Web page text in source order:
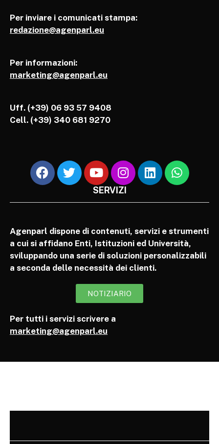
Per inviare i comunicati stampa:
redazione@agenparl.eu
Per informazioni:
marketing@agenparl.eu
Uff. (+39) 06 93 57 9408
Cell. (+39) 340 681 9270
SERVIZI
Agenparl dispone di contenuti, servizi e strumenti
a cui si affidano Enti, Istituzioni ed Università,
sviluppando una serie di soluzioni personalizzabili
a seconda delle necessità dei clienti.
NOTIZIARIO
Per tutti i servizi scrivere a
marketing@agenparl.eu